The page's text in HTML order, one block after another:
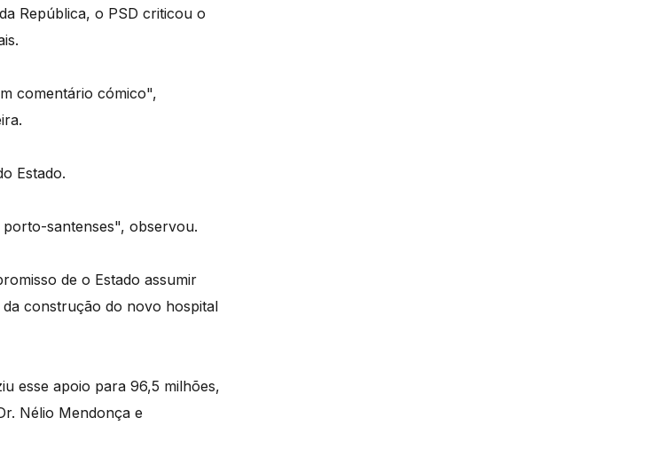
República, o PSD criticou o
comentário cómico",
Estado.
santenses", observou.
de o Estado assumir
construção do novo hospital
esse apoio para 96,5 milhões,
Nélio Mendonça e